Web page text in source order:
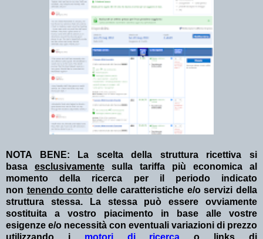
NOTA BENE: La scelta della struttura ricettiva si
basa esclusivamente sulla tariffa più economica al
momento della ricerca per il periodo indicato
non tenendo conto delle caratteristiche e/o servizi della
struttura stessa. La stessa può essere ovviamente
sostituita a vostro piacimento in base alle vostre
esigenze e/o necessità con eventuali variazioni di prezzo
utilizzando i motori di ricerca o links di